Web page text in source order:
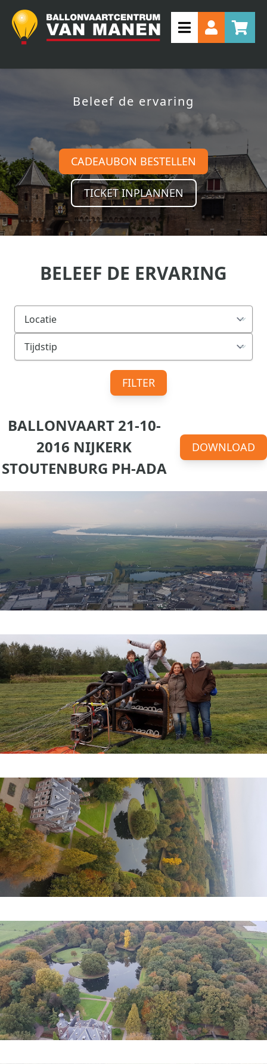
Beleef de ervaring
CADEAUBON BESTELLEN
TICKET INPLANNEN
BELEEF DE ERVARING
FILTER
BALLONVAART 21-10-
2016 NIJKERK
STOUTENBURG PH-ADA
DOWNLOAD